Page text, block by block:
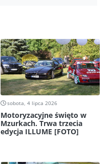
sobota, 4 lipca 2026
Motoryzacyjne święto w
Mzurkach. Trwa trzecia
edycja ILLUME [FOTO]